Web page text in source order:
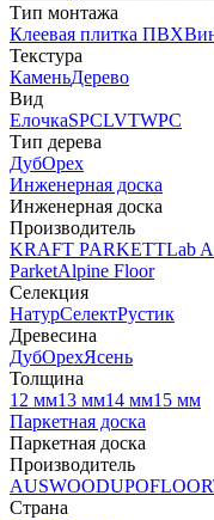
Тип монтажа
Клеевая плитка ПВХ
Текстура
КаменьДерево
Вид
ЕлочкаSPCLVTWPC
Тип дерева
ДубОрех
Инженерная доска
Инженерная доска
Производитель
KRAFT PARKETTLab
ParketAlpine Floor
Селекция
НатурСелектРустик
Древесина
ДубОрехЯсень
Толщина
12 мм13 мм14 мм15 мм
Паркетная доска
Паркетная доска
Производитель
AUSWOODUPOFLOOR
Страна